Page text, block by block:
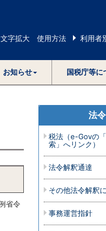
文字拡大 使用方法 利用者
お知らせ 国税庁等に
省令
法
税法（e-Govの
索」へリンク）
法令解釈通達
その他法令解釈
事務運営指針